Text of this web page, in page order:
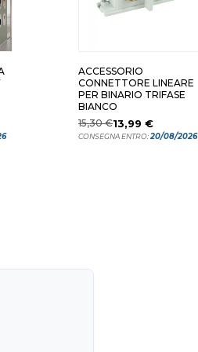
ACCESSORIO
CONNETTORE LINEARE
PER BINARIO TRIFASE
BIANCO
15,30 €13,99 €
CONSEGNA ENTRO:20/08/2026